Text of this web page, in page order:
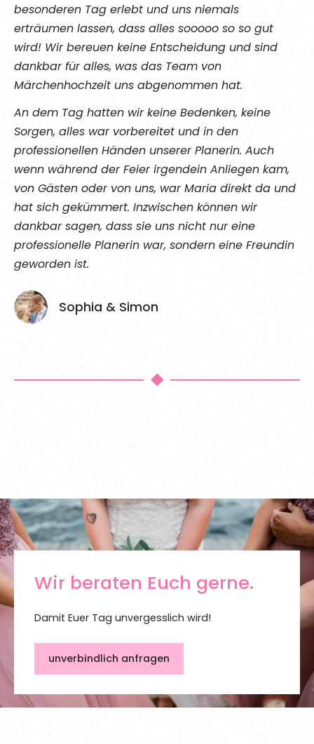
besonderen Tag erlebt und uns niemals
erträumen lassen, dass alles sooooo so so gut
wird! Wir bereuen keine Entscheidung und sind
dankbar für alles, was das Team von
Märchenhochzeit uns abgenommen hat.
An dem Tag hatten wir keine Bedenken, keine
Sorgen, alles war vorbereitet und in den
professionellen Händen unserer Planerin. Auch
wenn während der Feier irgendein Anliegen kam,
von Gästen oder von uns, war Maria direkt da und
hat sich gekümmert. Inzwischen können wir
dankbar sagen, dass sie uns nicht nur eine
professionelle Planerin war, sondern eine Freundin
geworden ist.
Sophia & Simon
Wir beraten Euch gerne.
Damit Euer Tag unvergesslich wird!
unverbindlich anfragen